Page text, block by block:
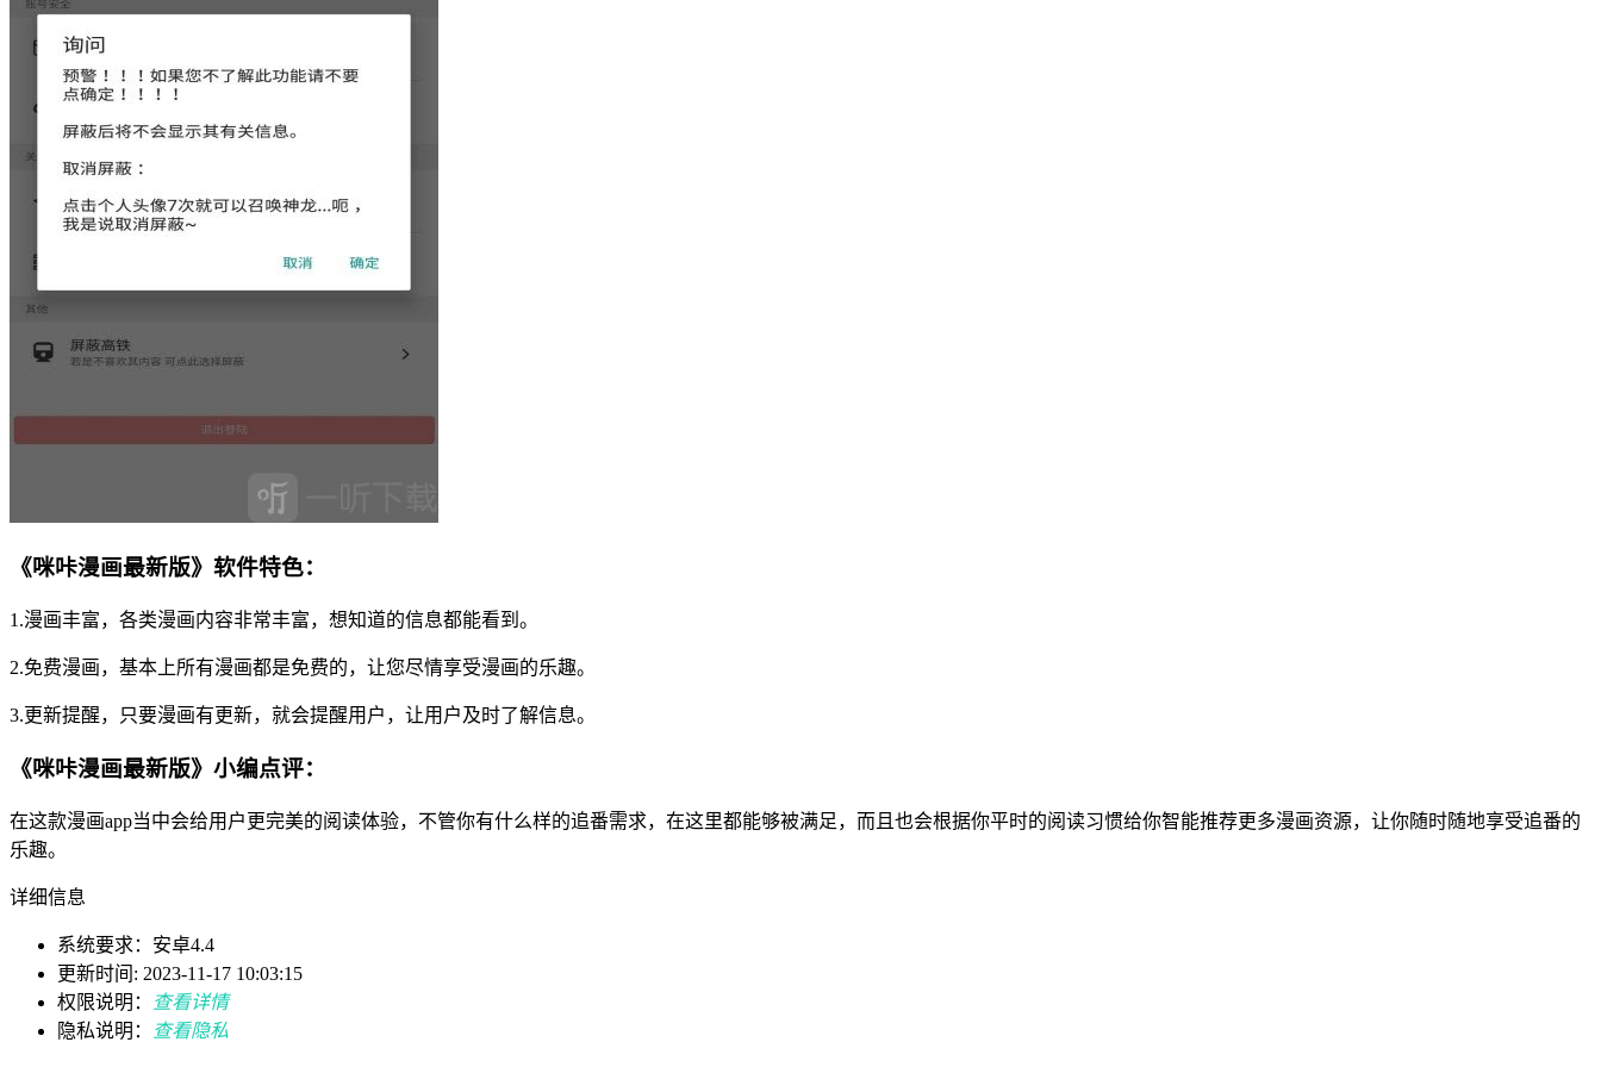
《咪咔漫画最新版》软件特色：
1.漫画丰富，各类漫画内容非常丰富，想知道的信息都能看到。
2.免费漫画，基本上所有漫画都是免费的，让您尽情享受漫画的乐趣。
3.更新提醒，只要漫画有更新，就会提醒用户，让用户及时了解信息。
《咪咔漫画最新版》小编点评：
在这款漫画app当中会给用户更完美的阅读体验，不管你有什么样的追番需求，在这里都能够被满足，而且也会根据你平时的阅读习惯给你智能推荐更多漫画资源，让你随时随地享受追番的
乐趣。
详细信息
系统要求：安卓4.4
更新时间: 2023-11-17 10:03:15
权限说明：
查看详情
隐私说明：
查看隐私